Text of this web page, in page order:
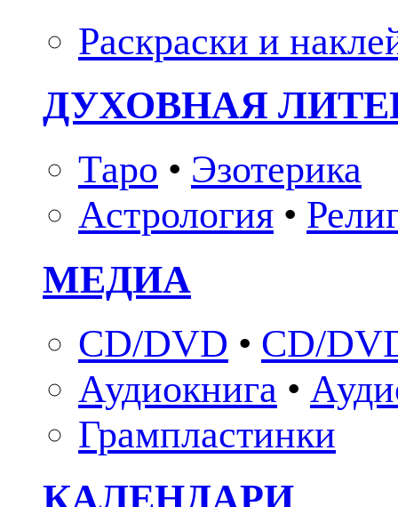
Раскраски и
ДУХОВНАЯ
Таро • Эзотерика
Астрология •
МЕДИА
CD/DVD • CD/
Аудиокнига •
Грампластинки